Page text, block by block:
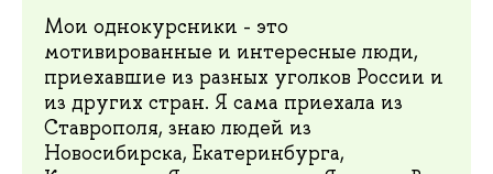
Мои однокурсники - это
мотивированные и интересные люди,
приехавшие из разных уголков России и
из других стран. Я сама приехала из
Ставрополя, знаю людей из
Новосибирска, Екатеринбурга,